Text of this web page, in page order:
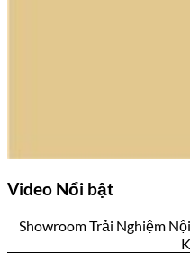
Video Nổi bật
Showroom Trải Nghiệm